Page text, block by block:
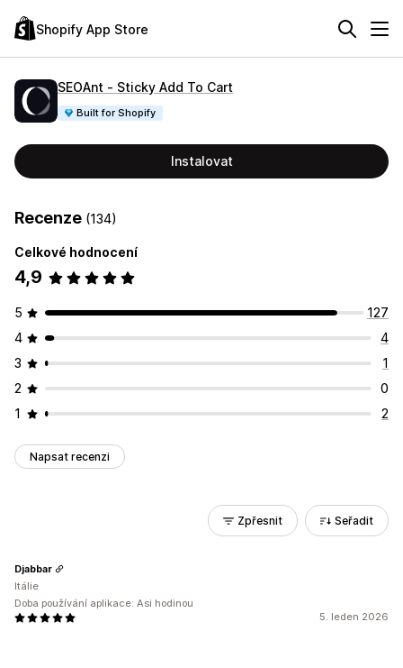
Shopify App Store
SEOAnt ‑ Sticky Add To Cart
Built for Shopify
Instalovat
Recenze (134)
Celkové hodnocení
4,9
5
127
4
4
3
1
2
0
1
2
Napsat recenzi
Zpřesnit Seřadit
5. leden 2026
Djabbar
Itálie
Doba používání aplikace: Asi hodinou